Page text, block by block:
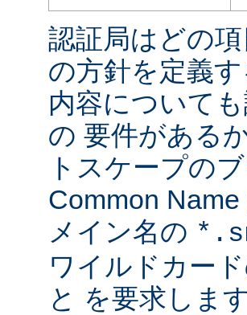
認証局はどの
の方針を定義
内容について
の 要件がある
トスケープの
Common
メイン名の
ワイルドカー
と を要求します